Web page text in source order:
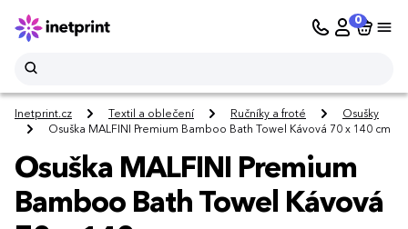
0
Inetprint.cz Textil a oblečení Ručníky a froté
Osušky
Osuška MALFINI Premium Bamboo Bath Towel Kávová 70 x 140 cm
Osuška MALFINI Premium
Bamboo Bath Towel Kávová